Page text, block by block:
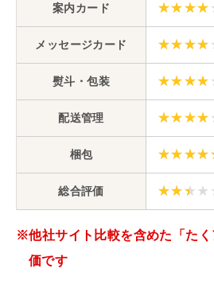
案内カード
メッセージカード
熨斗・包装
配送管理
梱包
総合評価
※他社サイト比較を含めた「た
価です